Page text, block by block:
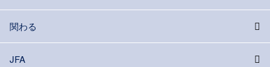
関わる
JFA